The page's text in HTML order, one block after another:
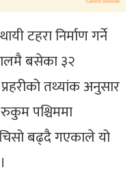
टहरा निर्माण गर्ने
बसेका ३२
तथ्यांक अनुसार
पश्चिममा
बढ्दै गएकाले यो